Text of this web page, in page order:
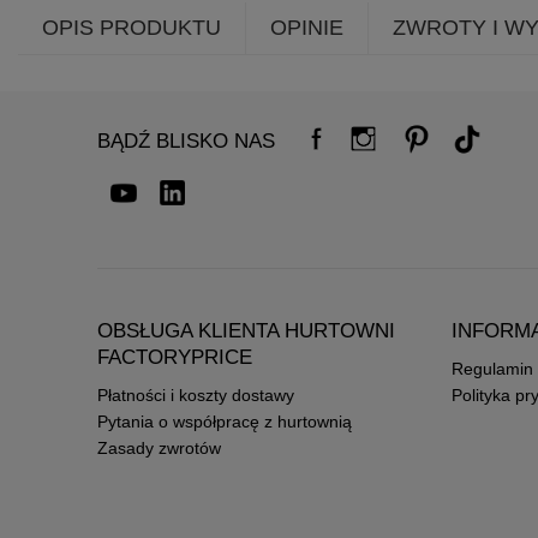
OPIS PRODUKTU OPINIE ZWROTY I
BĄDŹ BLISKO NAS
OBSŁUGA KLIENTA HURTOWNI
FACTORYPRICE
Płatności i koszty dostawy
Pytania o współpracę z hurtownią
Zasady zwrotów
Regulamin
Polityka